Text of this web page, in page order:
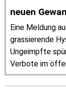
neuen
Eine Meldung
grassierende
Ungeimpfte
Verbote im